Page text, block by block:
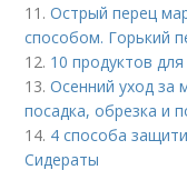
11.Острый перец
способом. Горький
12. 10 продуктов
13.Осенний уход за
посадка, обрезка и
14. 4 способа
Сидераты